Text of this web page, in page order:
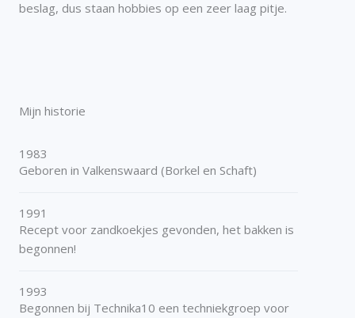
beslag, dus staan hobbies op een zeer laag pitje.
Mijn historie
1983
Geboren in Valkenswaard (Borkel en Schaft)
1991
Recept voor zandkoekjes gevonden, het bakken is
begonnen!
1993
Begonnen bij Technika10 een techniekgroep voor